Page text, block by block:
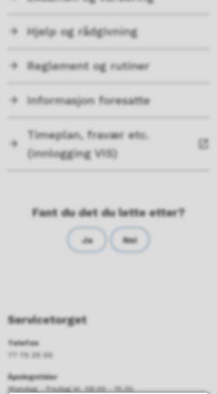
Hjelp og rådgivning
Reglement og rutiner
Informasjon foresatte
Timeplan, fravær etc.
(innlogging VIS)
Fant du det du lette etter?
Ja Nei
Servicetorget
Telefon
77 75 25 00
Åpningstider
Mandag - fredag kl. 08.00 - 15.30